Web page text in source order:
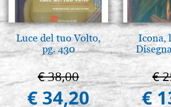
Luce del tuo Volto,
pg. 430
€ 38,00
€ 34,20
Icona,
€
€